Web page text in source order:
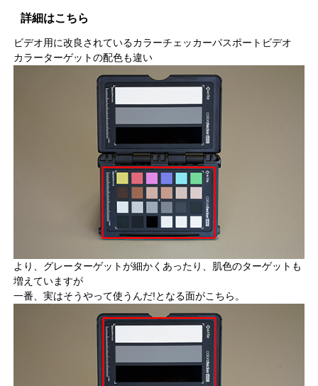
詳細はこちら
ビデオ用に改良されているカラーチェッカーパスポートビデオ
カラーターゲットの配色も違い
より、グレーターゲットが細かくあったり、肌色のターゲットも
増えていますが
一番、実はそうやって使うんだ!となる面がこちら。